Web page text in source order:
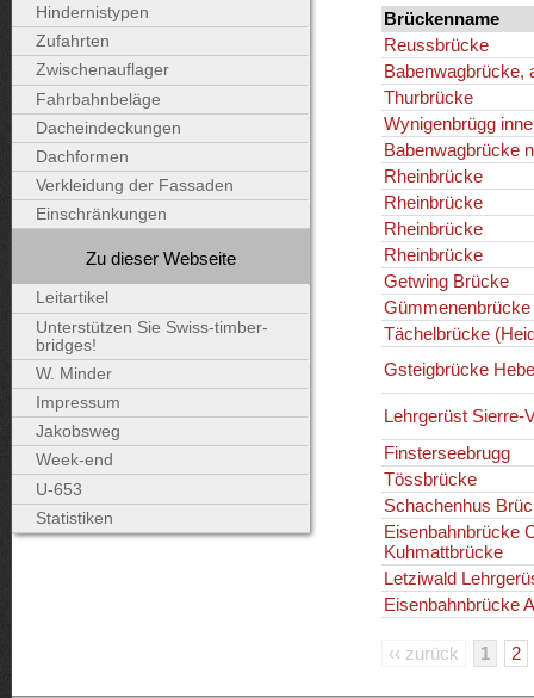
Brückenname
Reussbrücke
Babenwagbrücke,
Thurbrücke
Wynigenbrügg
Babenwagbrücke
Rheinbrücke
Rheinbrücke
Rheinbrücke
Rheinbrücke
Getwing Brücke
Gümmenenbrücke
Tächelbrücke
Gsteigbrücke
Lehrgerüst Sierre-
Finsterseebrugg
Tössbrücke
Schachenhus
Eisenbahnbrücke
Kuhmattbrücke
Letziwald
Eisenbahnbrücke
‹‹ zurück 1 2
Hindernistypen
Zufahrten
Zwischenauflager
Fahrbahnbeläge
Dacheindeckungen
Dachformen
Verkleidung der Fassaden
Einschränkungen
Zu dieser Webseite
Leitartikel
Unterstützen Sie Swiss-timber-
bridges!
W. Minder
Impressum
Jakobsweg
Week-end
U-653
Statistiken